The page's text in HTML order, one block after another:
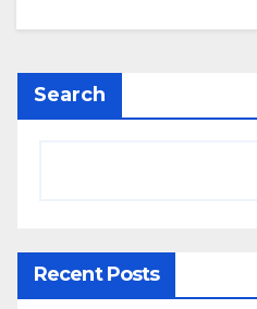
Search
Recent Posts